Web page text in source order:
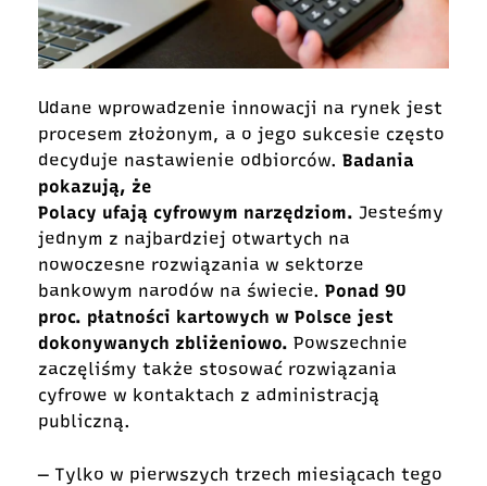
Udane wprowadzenie innowacji na rynek jest
procesem złożonym, a o jego sukcesie często
decyduje nastawienie odbiorców. Badania
pokazują, że
Polacy ufają cyfrowym narzędziom. Jesteśmy
jednym z najbardziej otwartych na
nowoczesne rozwiązania w sektorze
bankowym narodów na świecie. Ponad 90
proc. płatności kartowych w Polsce jest
dokonywanych zbliżeniowo. Powszechnie
zaczęliśmy także stosować rozwiązania
cyfrowe w kontaktach z administracją
publiczną.
― Tylko w pierwszych trzech miesiącach tego